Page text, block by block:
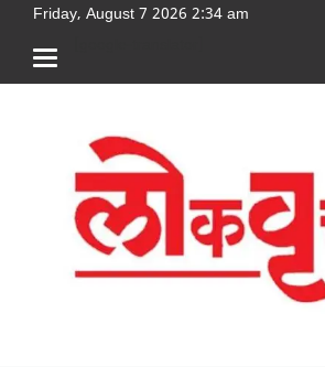
Friday, August 7 2026 2:34 am